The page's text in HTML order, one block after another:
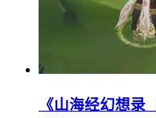
《山海经幻想录